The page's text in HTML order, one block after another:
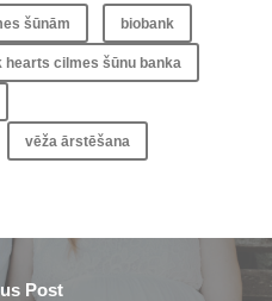
šūnām biobank
hearts cilmes šūnu banka
vēža ārstēšana
Post